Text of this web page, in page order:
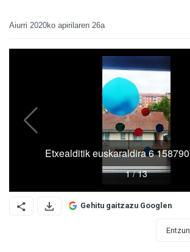
Aiurri 2020ko apirilaren 26a
Gehitu gaitzazu Googlen
Entzun